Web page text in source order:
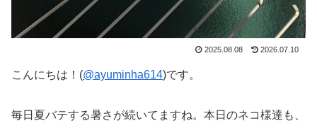
2025.08.08 2026.07.10
こんにちは！(@ayuminha614)です。
毎日夏バテする暑さが続いてますね。本日のネコ様達も、